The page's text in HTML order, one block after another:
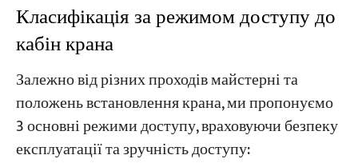
Класифікація за режимом доступу до
кабін крана
Залежно від різних проходів майстерні та
положень встановлення крана, ми пропонуємо
3 основні режими доступу, враховуючи безпеку
експлуатації та зручність доступу: